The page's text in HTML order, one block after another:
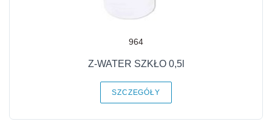
964
Z-WATER SZKŁO 0,5l
SZCZEGÓŁY